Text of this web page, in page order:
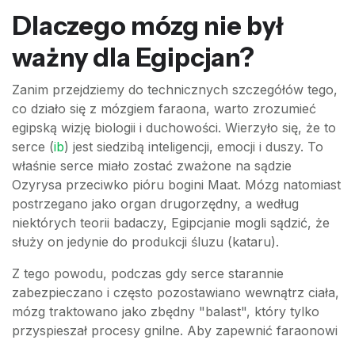
Dlaczego mózg nie był
ważny dla Egipcjan?
Zanim przejdziemy do technicznych szczegółów tego,
co działo się z mózgiem faraona, warto zrozumieć
egipską wizję biologii i duchowości. Wierzyło się, że to
serce (ib) jest siedzibą inteligencji, emocji i duszy. To
właśnie serce miało zostać zważone na sądzie
Ozyrysa przeciwko pióru bogini Maat. Mózg natomiast
postrzegano jako organ drugorzędny, a według
niektórych teorii badaczy, Egipcjanie mogli sądzić, że
służy on jedynie do produkcji śluzu (kataru).
Z tego powodu, podczas gdy serce starannie
zabezpieczano i często pozostawiano wewnątrz ciała,
mózg traktowano jako zbędny "balast", który tylko
przyspieszał procesy gnilne. Aby zapewnić faraonowi